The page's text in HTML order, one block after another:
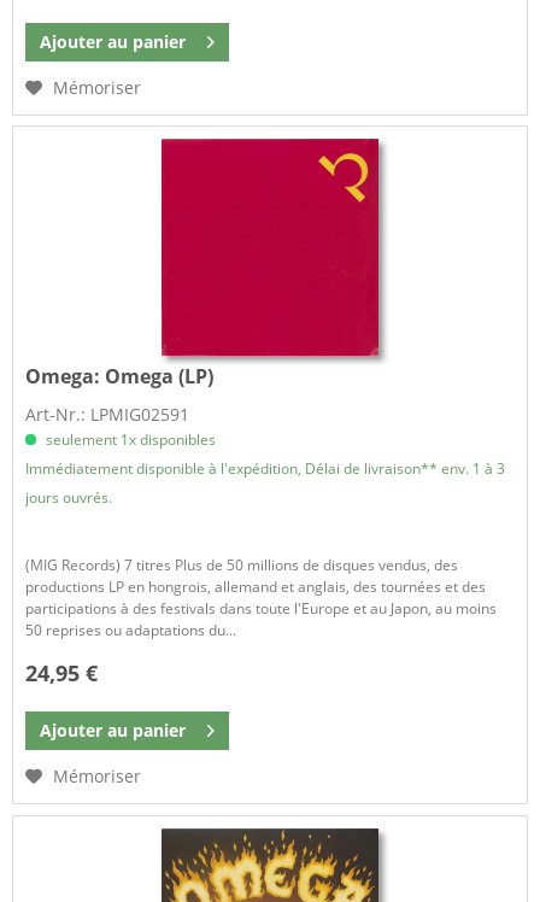
Ajouter au panier
Mémoriser
Omega: Omega (LP)
Art-Nr.: LPMIG02591
seulement 1x disponibles
Immédiatement disponible à l'expédition, Délai de livraison** env. 1 à 3
jours ouvrés.
(MIG Records) 7 titres Plus de 50 millions de disques vendus, des
productions LP en hongrois, allemand et anglais, des tournées et des
participations à des festivals dans toute l'Europe et au Japon, au moins
50 reprises ou adaptations du...
24,95 €
Ajouter au panier
Mémoriser